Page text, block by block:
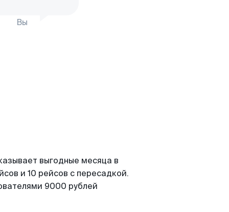
Вы
выгодные месяца в
и 10 рейсов с пересадкой.
9000 рублей